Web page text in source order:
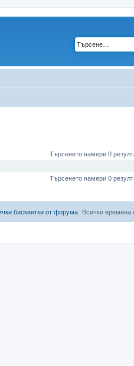
Търсенето намери 0
Търсенето намери 0
Всички времена
бисквитки от форума